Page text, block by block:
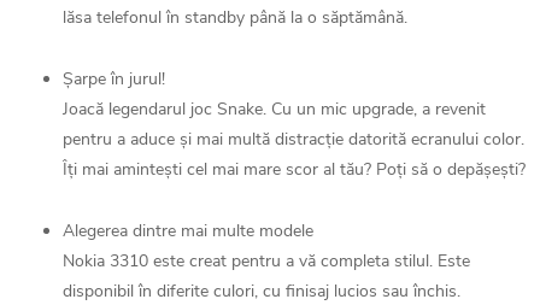
lăsa telefonul în standby până la o săptămână.
Șarpe în jurul!
Joacă legendarul joc Snake. Cu un mic upgrade, a revenit
pentru a aduce și mai multă distracție datorită ecranului color.
Îți mai amintești cel mai mare scor al tău? Poți să o depășești?
Alegerea dintre mai multe modele
Nokia 3310 este creat pentru a vă completa stilul. Este
disponibil în diferite culori, cu finisaj lucios sau închis.